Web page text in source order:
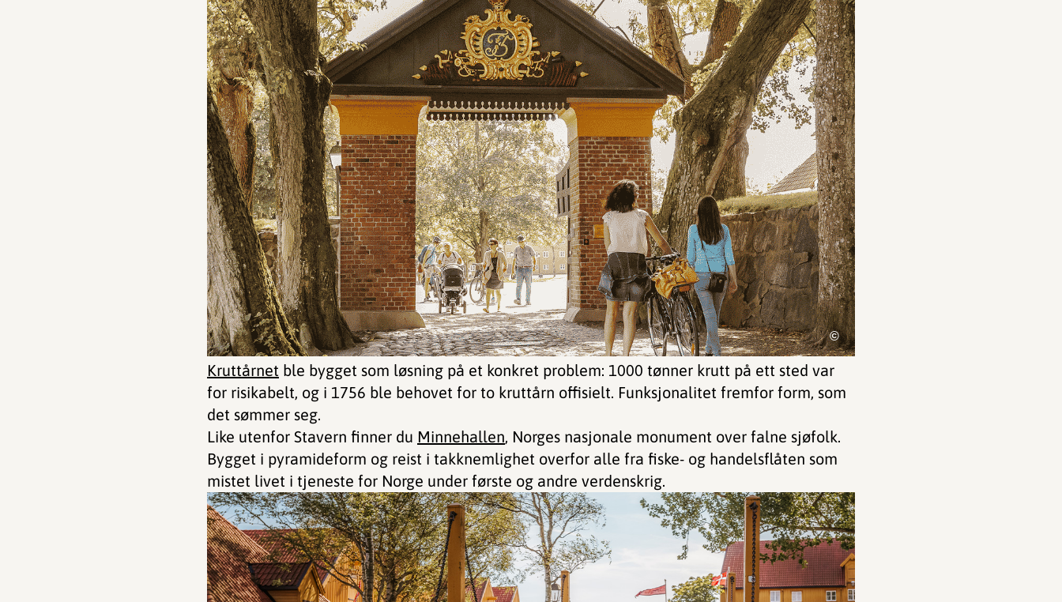
©
Kruttårnet ble bygget som løsning på et konkret problem: 1000 tønner krutt på ett sted var
for risikabelt, og i 1756 ble behovet for to kruttårn offisielt. Funksjonalitet fremfor form, som
det sømmer seg.
Like utenfor Stavern finner du Minnehallen, Norges nasjonale monument over falne sjøfolk.
Bygget i pyramideform og reist i takknemlighet overfor alle fra fiske- og handelsflåten som
mistet livet i tjeneste for Norge under første og andre verdenskrig.